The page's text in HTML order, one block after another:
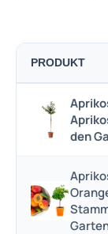
PRODUKT
den